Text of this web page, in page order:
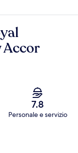
Accor
7.8
Personale e servizio